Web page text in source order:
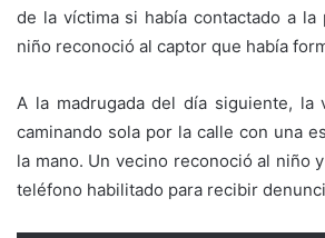
de la víctima si había contactado a la
niño reconoció al captor que había
A la madrugada del día siguiente, la
caminando sola por la calle con una
la mano. Un vecino reconoció al niño
teléfono habilitado para recibir